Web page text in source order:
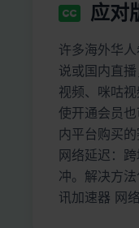
应对
许多海外华
说或国内直
视频、咪咕
使开通会员
内平台购买
网络延迟：
冲。解决方
讯加速器 网